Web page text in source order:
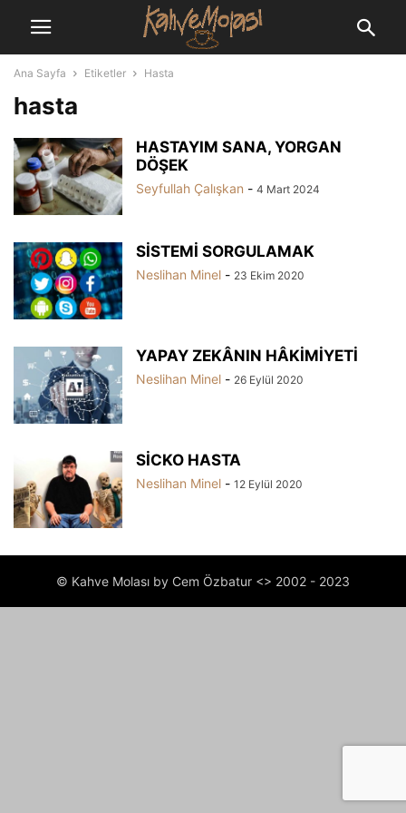
Ana Sayfa Etiketler Hasta
hasta
HASTAYIM SANA, YORGAN
DÖŞEK
Seyfullah Çalışkan - 4 Mart 2024
SİSTEMİ SORGULAMAK
Neslihan Minel - 23 Ekim 2020
YAPAY ZEKÂNIN HÂKİMİYETİ
Neslihan Minel - 26 Eylül 2020
SİCKO HASTA
Neslihan Minel - 12 Eylül 2020
© Kahve Molası by Cem Özbatur <> 2002 - 2023